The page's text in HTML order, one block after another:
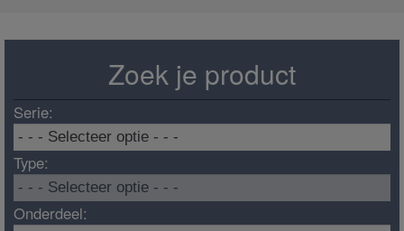
Zoek je product
Serie:
Type:
Onderdeel: